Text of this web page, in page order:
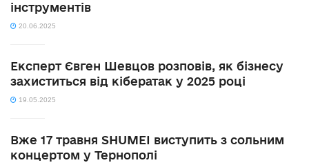
інструментів
20.06.2025
Експерт Євген Шевцов розповів, як бізнесу
захиститься від кібератак у 2025 році
19.05.2025
Вже 17 травня SHUMEI виступить з сольним
концертом у Тернополі